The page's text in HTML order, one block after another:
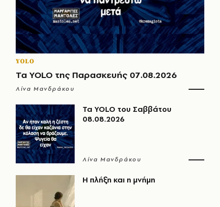
YOLO
Τα YOLO της Παρασκευής 07.08.2026
Λίνα Μανδράκου
Τα YOLO του Σαββάτου
08.08.2026
Λίνα Μανδράκου
Η πλήξη και η μνήμη